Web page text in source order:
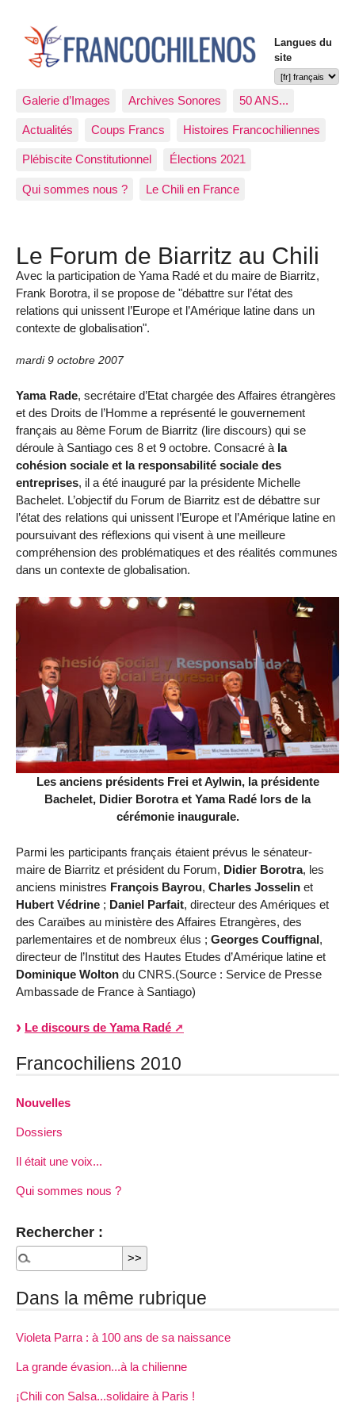
Langues du
site
Galerie d’Images Archives Sonores 50 ANS...
Actualités Coups Francs Histoires Francochiliennes
Plébiscite Constitutionnel Élections 2021
Qui sommes nous ? Le Chili en France
Le Forum de Biarritz au Chili
Avec la participation de Yama Radé et du maire de Biarritz,
Frank Borotra, il se propose de "débattre sur l’état des
relations qui unissent l’Europe et l’Amérique latine dans un
contexte de globalisation".
mardi 9 octobre 2007
Yama Rade, secrétaire d’Etat chargée des Affaires étrangères
et des Droits de l’Homme a représenté le gouvernement
français au 8ème Forum de Biarritz (lire discours) qui se
déroule à Santiago ces 8 et 9 octobre. Consacré à la
cohésion sociale et la responsabilité sociale des
entreprises, il a été inauguré par la présidente Michelle
Bachelet. L’objectif du Forum de Biarritz est de débattre sur
l’état des relations qui unissent l’Europe et l’Amérique latine en
poursuivant des réflexions qui visent à une meilleure
compréhension des problématiques et des réalités communes
dans un contexte de globalisation.
Les anciens présidents Frei et Aylwin, la présidente
Bachelet, Didier Borotra et Yama Radé lors de la
cérémonie inaugurale.
Parmi les participants français étaient prévus le sénateur-
maire de Biarritz et président du Forum, Didier Borotra, les
anciens ministres François Bayrou, Charles Josselin et
Hubert Védrine ; Daniel Parfait, directeur des Amériques et
des Caraïbes au ministère des Affaires Etrangères, des
parlementaires et de nombreux élus ; Georges Couffignal,
directeur de l’Institut des Hautes Etudes d’Amérique latine et
Dominique Wolton du CNRS.(Source : Service de Presse
Ambassade de France à Santiago)
Le discours de Yama Radé
Francochiliens 2010
Nouvelles
Dossiers
Il était une voix...
Qui sommes nous ?
Rechercher :
Dans la même rubrique
Violeta Parra : à 100 ans de sa naissance
La grande évasion...à la chilienne
¡Chili con Salsa...solidaire à Paris !